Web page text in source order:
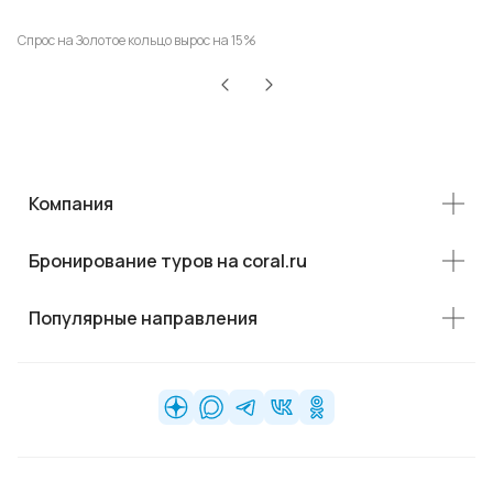
Спрос на Золотое кольцо вырос на 15%
Компания
Бронирование туров на coral.ru
Популярные направления